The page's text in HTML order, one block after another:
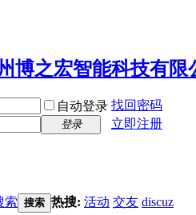
自动登录 找回密码
登录
立即注册
索 搜索 热搜: 活动 交友 discuz